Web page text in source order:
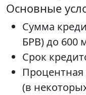
Основные
Сумма
БРВ) до 600
Срок
Процентная
(в